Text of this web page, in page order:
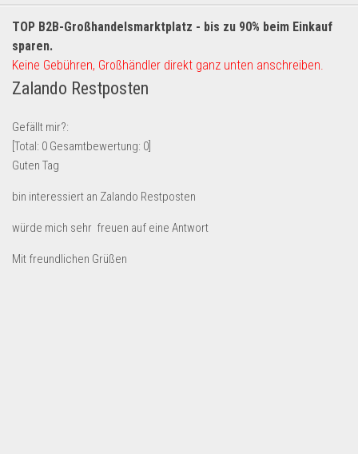
Geschenkartikel
Handy und Smartphone
Kosmetik & Pflege
Multimedia & Elektro
Münzen
Spielzeug & Games
Schuhe & Accessoires
TOP B2B-Großhandelsmarktplatz - bis zu 90% beim Einkauf
sparen.
Keine Gebühren, Großhändler direkt ganz unten anschreiben.
Zalando Restposten
Gefällt mir?:
[Total: 0 Gesamtbewertung: 0
Guten Tag
bin interessiert an Zalando Restposten
würde mich sehr freuen auf eine Antwort
Mit freundlichen Grüßen